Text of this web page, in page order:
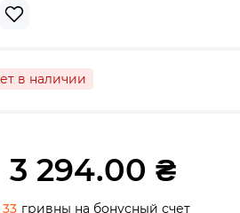
в наличии
3 294.00 ₴
33 гривны на бонусный счет